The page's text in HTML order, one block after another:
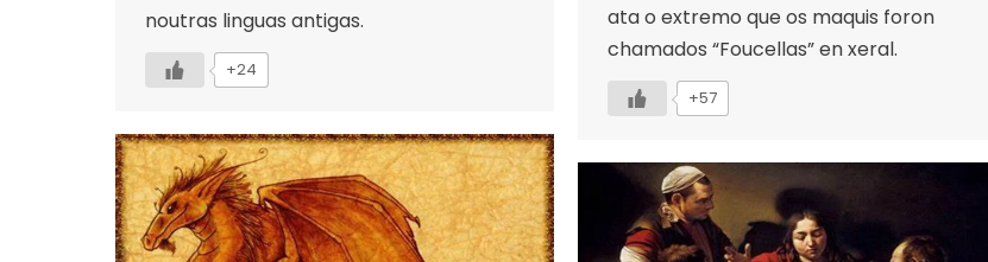
noutras linguas antigas.
+24
ata o extremo que os maquis foron
chamados “Foucellas” en xeral.
+57